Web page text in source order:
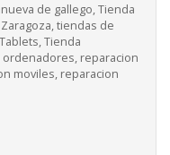
de gallego, Tienda
tiendas de
Tienda
reparacion
moviles, reparacion